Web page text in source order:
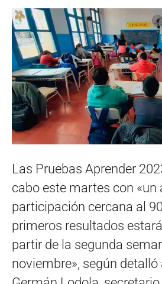
Las Pruebas Aprender
cabo este martes con «un
participación cercana al
primeros resultados
partir de la segunda
noviembre», según detalló